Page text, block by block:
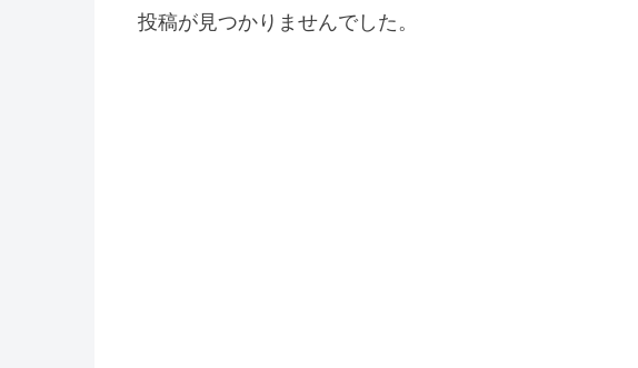
投稿が見つかりませんでした。